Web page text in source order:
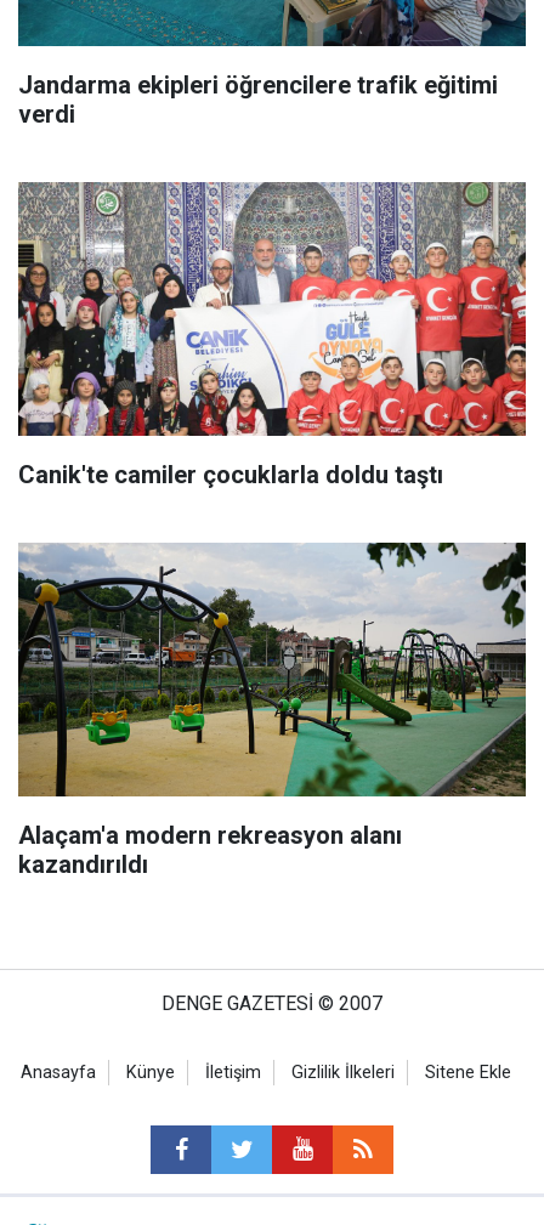
Jandarma ekipleri öğrencilere trafik eğitimi
verdi
Canik'te camiler çocuklarla doldu taştı
Alaçam'a modern rekreasyon alanı
kazandırıldı
DENGE GAZETESİ © 2007
Anasayfa Künye İletişim Gizlilik İlkeleri Sitene Ekle